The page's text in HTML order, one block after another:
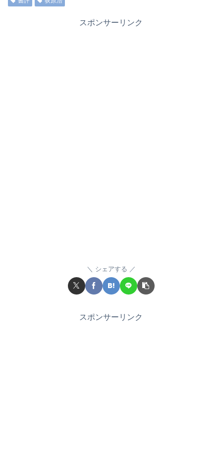
スポンサーリンク
シェアする
スポンサーリンク